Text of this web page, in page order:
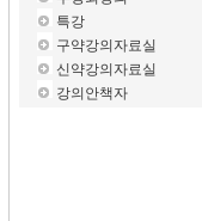
특강
구약강의자료실
신약강의자료실
강의안책자